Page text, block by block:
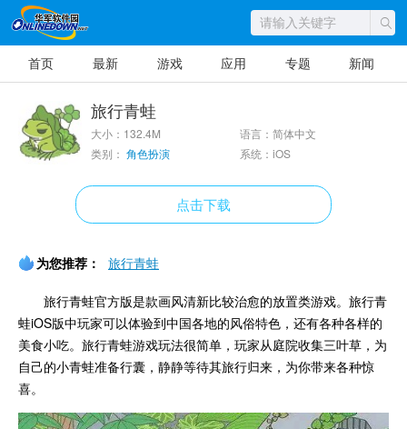
首页 最新 游戏 应用 专题 新闻
旅行青蛙
大小：132.4M
语言：简体中文
类别： 角色扮演 系统：iOS
点击下载
为您推荐： 旅行青蛙
旅行青蛙官方版是款画风清新比较治愈的放置类游戏。旅行青
蛙iOS版中玩家可以体验到中国各地的风俗特色，还有各种各样的
美食小吃。旅行青蛙游戏玩法很简单，玩家从庭院收集三叶草，为
自己的小青蛙准备行囊，静静等待其旅行归来，为你带来各种惊
喜。